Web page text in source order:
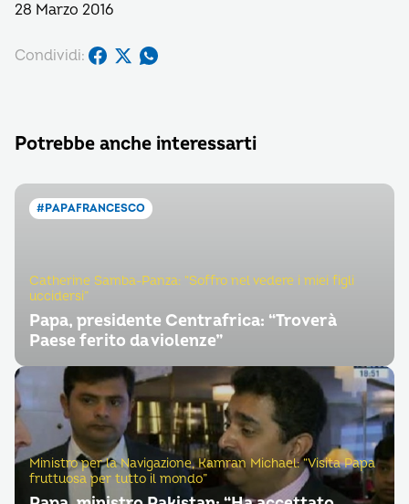
28 Marzo 2016
Condividi:
Potrebbe anche interessarti
#PAPAFRANCESCO
Catherine Samba-Panza: “Soffro nel vedere i miei figli
uccidersi”
Papa, presidente Centrafrica: “Troverà
Paese ferito da violenze”
Ministro per la Navigazione, Kamran Michael: “Visita Papa
fruttuosa per tutto il mondo”